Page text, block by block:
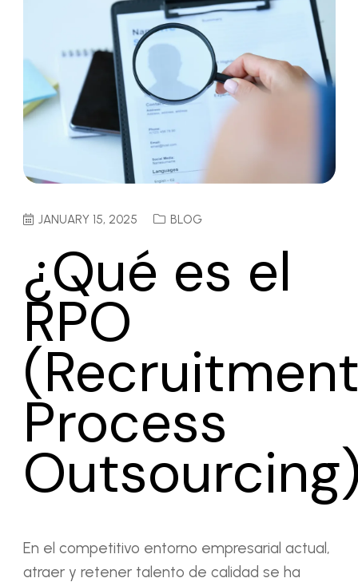
JANUARY 15, 2025 BLOG
¿Qué es el
RPO
Process
En el competitivo entorno empresarial actual,
atraer y retener talento de calidad se ha